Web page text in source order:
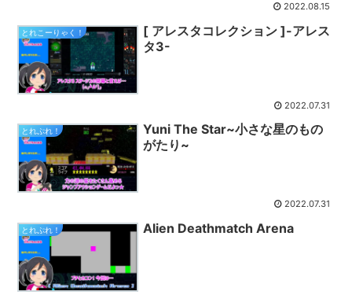
2022.08.15
とれこーりゃく！
[ アレスタコレクション ]-アレス
タ3-
2022.07.31
とれぷれ！
Yuni The Star~小さな星のもの
がたり~
2022.07.31
とれぷれ！ Alien Deathmatch Arena